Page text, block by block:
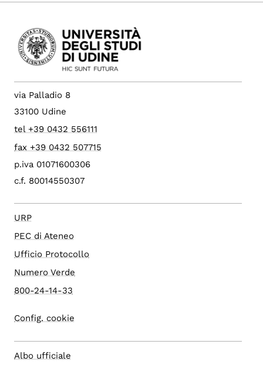
via Palladio 8
33100 Udine
tel +39 0432 556111
fax +39 0432 507715
p.iva 01071600306
c.f. 80014550307
URP
PEC di Ateneo
Ufficio Protocollo
Numero Verde
800-24-14-33
Config. cookie
Albo ufficiale